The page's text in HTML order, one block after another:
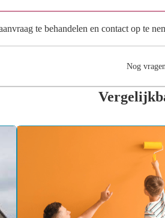
te behandelen en contact op te
Nog